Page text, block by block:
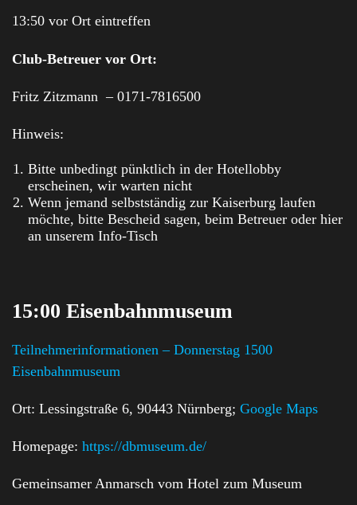
13:50 vor Ort eintreffen
Club-Betreuer vor Ort:
Fritz Zitzmann – 0171-7816500
Hinweis:
Bitte unbedingt pünktlich in der Hotellobby
erscheinen, wir warten nicht
Wenn jemand selbstständig zur Kaiserburg laufen
möchte, bitte Bescheid sagen, beim Betreuer oder hier
an unserem Info-Tisch
15:00 Eisenbahnmuseum
Teilnehmerinformationen – Donnerstag 1500
Eisenbahnmuseum
Ort: Lessingstraße 6, 90443 Nürnberg; Google Maps
Homepage: https://dbmuseum.de/
Gemeinsamer Anmarsch vom Hotel zum Museum